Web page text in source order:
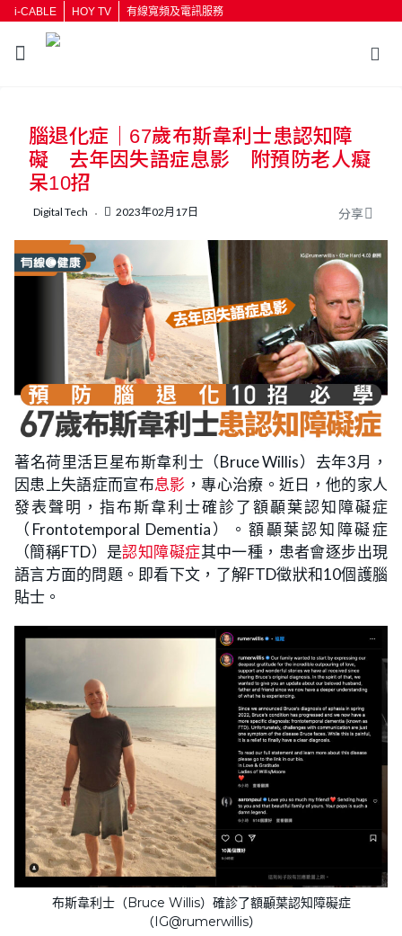
i-CABLE HOY TV 有線寬頻及電訊服務
按輸入鍵開始搜尋
腦退化症｜67歲布斯韋利士患認知障
礙 去年因失語症息影 附預防老人癡
呆10招
Digital Tech 2023年02月17日 分享
著名荷里活巨星布斯韋利士（Bruce Willis）去年3月，
因患上失語症而宣布息影 ，專心治療。近日，他的家人
發表聲明，指布斯韋利士確診了額顳葉認知障礙症
（Frontotemporal Dementia）。額顳葉認知障礙症
（簡稱FTD）是認知障礙症其中一種，患者會逐步出現
語言方面的問題。即看下文，了解FTD徵狀和10個護腦
貼士。
布斯韋利士（Bruce Willis）確診了額顳葉認知障礙症
（IG@rumerwillis）